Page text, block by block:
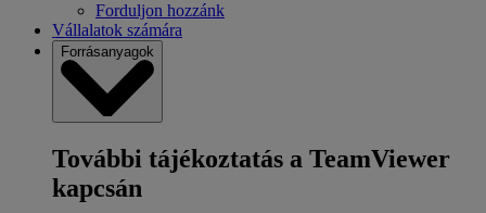
Forduljon hozzánk
Vállalatok számára
Forrásanyagok
További tájékoztatás a TeamViewer
kapcsán